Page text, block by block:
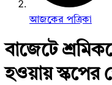
আজকের পত্রিকা
বাজেটে
হওয়ায় স্কপের